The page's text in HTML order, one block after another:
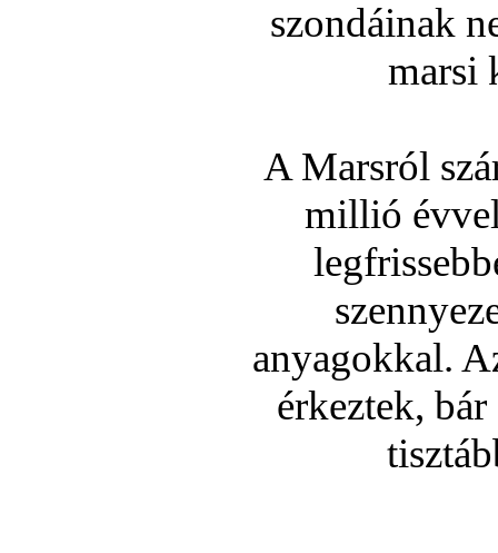
szondáinak
marsi
A Marsról
millió
anyagokkal.
érkeztek,